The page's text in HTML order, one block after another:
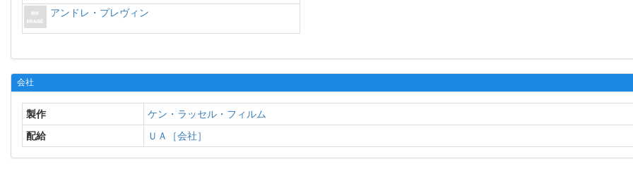
アンドレ・プレヴィン
会社
製作
ケン・ラッセル・フィルム
配給
ＵＡ［会社］